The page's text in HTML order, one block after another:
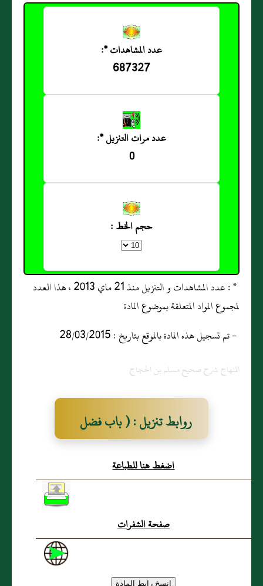
عدد المشاهدات *:
687327
عدد مرات التنزيل *:
0
حجم الخط :
* : عدد المشاهدات و التنزيل منذ 21 ماي 2013 ، هذا العدد
لمجموع المواد المتعلقة بموضوع المادة
- تم تسجيل هذه المادة بالموقع بتاريخ : 28/03/2015
المنهاج شرح صحيح مسلم بن الحجاج
روابط تنزيل : ( باب فضل
تمر المدينة )
اضغط هنا للطباعة
صفحة الشفرات